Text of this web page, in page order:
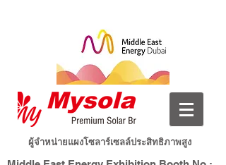
ผู้จำหน่ายแผงโซลาร์เซลล์ประสิทธิภาพสูง